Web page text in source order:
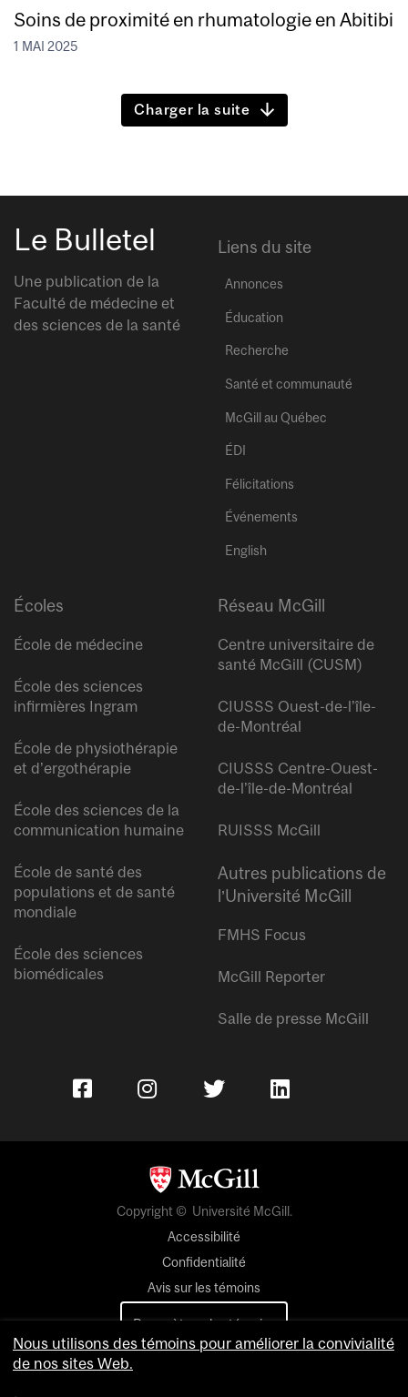
Soins de proximité en rhumatologie en Abitibi
1 MAI 2025
Charger la suite
Le Bulletel
Une publication de la
Faculté de médecine et
des sciences de la santé
Liens du site
Annonces
Éducation
Recherche
Santé et communauté
McGill au Québec
ÉDI
Félicitations
Événements
English
Écoles
École de médecine
École des sciences
infirmières Ingram
École de physiothérapie
et d’ergothérapie
École des sciences de la
communication humaine
École de santé des
populations et de santé
mondiale
École des sciences
biomédicales
Réseau McGill
Centre universitaire de
santé McGill (CUSM)
CIUSSS Ouest-de-l’île-
de-Montréal
CIUSSS Centre-Ouest-
de-l’île-de-Montréal
RUISSS McGill
Autres publications de
l’Université McGill
FMHS Focus
McGill Reporter
Salle de presse McGill
Copyright © Université McGill.
Accessibilité
Confidentialité
Avis sur les témoins
Paramètres des témoins
Nous utilisons des témoins pour améliorer la convivialité
de nos sites Web.